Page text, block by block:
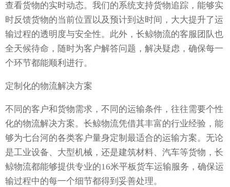
查看货物的实时动态。我们的系统支持货物追踪，能够实
时反馈货物的当前位置以及预计到达时间，大大提升了运
输过程的透明度与安全性。此外，长鲸物流的客服团队也
全天候待命，随时为客户解答问题，解决疑虑，确保每一
个环节都能顺利进行。
定制化的物流解决方案
不同的客户和货物需求，不同的运输条件，往往需要个性
化的物流解决方案。长鲸物流凭借其丰富的行业经验，能
够为七台河的各类客户量身定制最适合的运输方案。无论
是工业设备、大型机械，还是建筑材料、汽车等货物，长
鲸物流都能够提供专业的16米平板货车运输服务，确保运
输过程中的每一个细节都得到妥善处理。